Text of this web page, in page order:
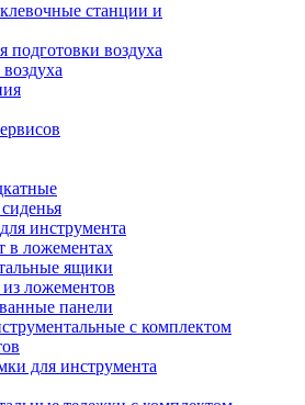
станции и
подготовки воздуха
инструмента
в ложементах
ящики
ложементов
панели
с комплектом
для инструмента